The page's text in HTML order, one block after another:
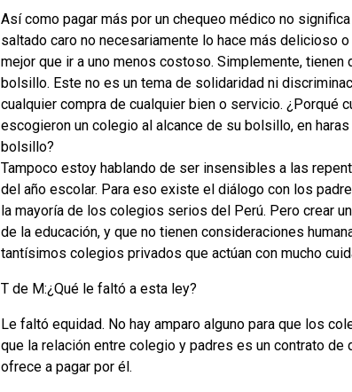
Así como pagar más por un chequeo médico no
saltado caro no necesariamente lo hace más delicioso
mejor que ir a uno menos costoso. Simplemente,
bolsillo. Este no es un tema de solidaridad ni
cualquier compra de cualquier bien o servicio. ¿Porqué
escogieron un colegio al alcance de su bolsillo, en
bolsillo?
Tampoco estoy hablando de ser insensibles a las
del año escolar. Para eso existe el diálogo con los
la mayoría de los colegios serios del Perú. Pero crear
de la educación, y que no tienen consideraciones
tantísimos colegios privados que actúan con mucho
T de M:¿Qué le faltó a esta ley?
Le faltó equidad. No hay amparo alguno para que los
que la relación entre colegio y padres es un contrato
ofrece a pagar por él.